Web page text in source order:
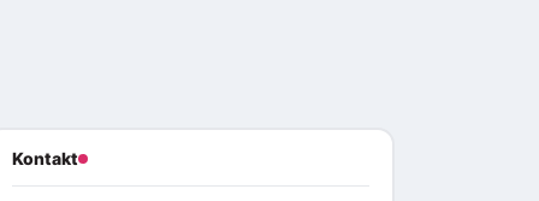
Kontakt